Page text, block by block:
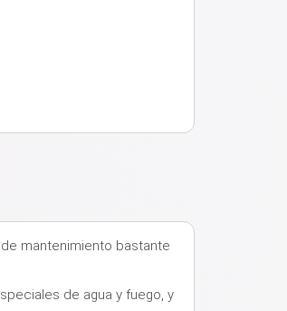
mantenimiento bastante
de agua y fuego, y